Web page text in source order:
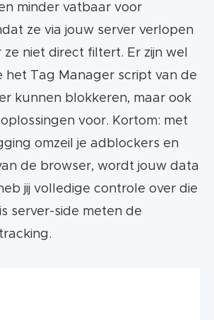
minder vatbaar voor
ze via jouw server verlopen
niet direct filtert. Er zijn wel
het Tag Manager script van de
kunnen blokkeren, maar ook
voor. Kortom: met
omzeil je adblockers en
de browser, wordt jouw data
jij volledige controle over die
server-side meten de